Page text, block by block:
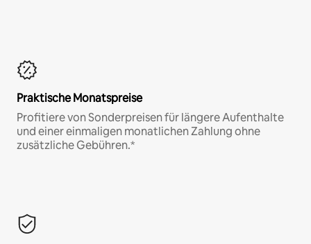
Praktische Monatspreise
Profitiere von Sonderpreisen für längere Aufenthalte
und einer einmaligen monatlichen Zahlung ohne
zusätzliche Gebühren.*